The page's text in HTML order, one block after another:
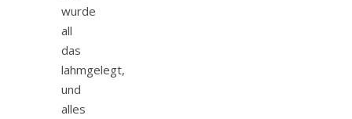
wurde
all
das
lahmgelegt,
und
alles